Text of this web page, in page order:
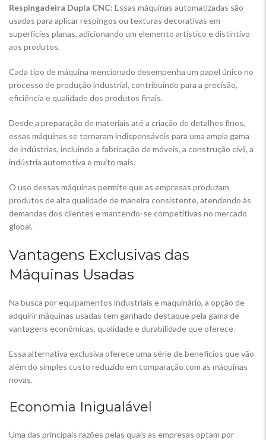
Respingadeira Dupla CNC: Essas máquinas automatizadas são
usadas para aplicar respingos ou texturas decorativas em
superfícies planas, adicionando um elemento artístico e distintivo
aos produtos.
Cada tipo de máquina mencionado desempenha um papel único no
processo de produção industrial, contribuindo para a precisão,
eficiência e qualidade dos produtos finais.
Desde a preparação de materiais até a criação de detalhes finos,
essas máquinas se tornaram indispensáveis para uma ampla gama
de indústrias, incluindo a fabricação de móveis, a construção civil, a
indústria automotiva e muito mais.
O uso dessas máquinas permite que as empresas produzam
produtos de alta qualidade de maneira consistente, atendendo às
demandas dos clientes e mantendo-se competitivas no mercado
global.
Vantagens Exclusivas das
Máquinas Usadas
Na busca por equipamentos industriais e maquinário, a opção de
adquirir máquinas usadas tem ganhado destaque pela gama de
vantagens econômicas, qualidade e durabilidade que oferece.
Essa alternativa exclusiva oferece uma série de benefícios que vão
além do simples custo reduzido em comparação com as máquinas
novas.
Economia Inigualável
Uma das principais razões pelas quais as empresas optam por